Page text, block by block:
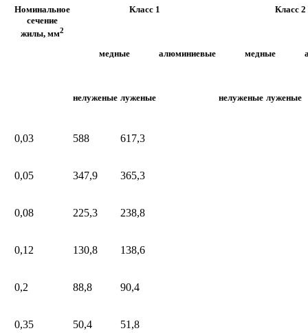
Номинальное
сечение
жилы, мм2
Класс 1 Класс 2
медные алюминиевые медные
нелуженые луженые нелуженые луженые
0,03 588 617,3
0,05 347,9 365,3
0,08 225,3 238,8
0,12 130,8 138,6
0,2 88,8 90,4
0,35 50,4 51,8